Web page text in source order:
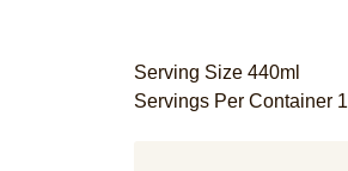
Serving Size 440ml
Servings Per Container 1